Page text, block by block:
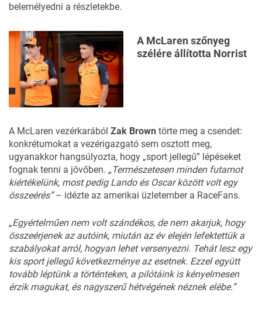
belemélyedni a részletekbe.
A McLaren szőnyeg
szélére állította Norrist
A McLaren vezérkarából Zak Brown törte meg a csendet:
konkrétumokat a vezérigazgató sem osztott meg,
ugyanakkor hangsúlyozta, hogy „sport jellegű” lépéseket
fognak tenni a jövőben. „Természetesen minden futamot
kiértékelünk, most pedig Lando és Oscar között volt egy
összeérés”– idézte az amerikai üzletember a RaceFans.
„Egyértelműen nem volt szándékos, de nem akarjuk, hogy
összeérjenek az autóink, miután az év elején lefektettük a
szabályokat arról, hogyan lehet versenyezni. Tehát lesz egy
kis sport jellegű következménye az esetnek. Ezzel együtt
tovább léptünk a történteken, a pilótáink is kényelmesen
érzik magukat, és nagyszerű hétvégének néznek elébe.”